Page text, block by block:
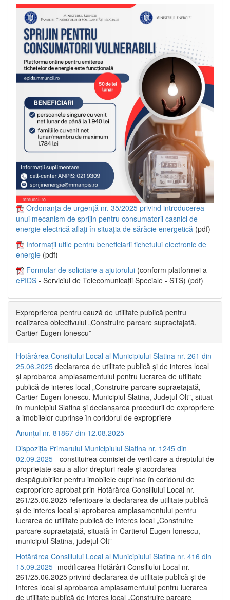
Ordonanța de urgență nr. 35/2025 privind introducerea
unui mecanism de sprijin pentru consumatorii casnici de
energie electrică aflați în situația de sărăcie energetică (pdf)
Informații utile pentru beneficiarii tichetului electronic de
energie (pdf)
Formular de solicitare a ajutorului (conform platformei a
ePIDS - Serviciul de Telecomunicații Speciale - STS) (pdf)
Exproprierea pentru cauză de utilitate publică pentru
realizarea obiectivului „Construire parcare supraetajată,
Cartier Eugen Ionescu”
Hotărârea Consiliului Local al Municipiului Slatina nr. 261 din
25.06.2025 declararea de utilitate publică și de interes local
și aprobarea amplasamentului pentru lucrarea de utilitate
publică de interes local „Construire parcare supraetajată,
Cartier Eugen Ionescu, Municipiul Slatina, Județul Olt”, situat
în municipiul Slatina și declanșarea procedurii de expropriere
a imobilelor cuprinse în coridorul de expropriere
Anunțul nr. 81867 din 12.08.2025
Dispoziția Primarului Municipiului Slatina nr. 1245 din
02.09.2025 - constituirea comisiei de verificare a dreptului de
proprietate sau a altor drepturi reale și acordarea
despăgubirilor pentru imobilele cuprinse în coridorul de
expropriere aprobat prin Hotărârea Consiliului Local nr.
261/25.06.2025 referitoare la declararea de utilitate publică
și de interes local și aprobarea amplasamentului pentru
lucrarea de utilitate publică de interes local „Construire
parcare supraetajată, situată în Cartierul Eugen Ionescu,
municipiul Slatina, județul Olt”
Hotărârea Consiliului Local al Municipiului Slatina nr. 416 din
15.09.2025- modificarea Hotărârii Consiliului Local nr.
261/25.06.2025 privind declararea de utilitate publică și de
interes local și aprobarea amplasamentului pentru lucrarea
de utilitate publică de interes local „Construire parcare